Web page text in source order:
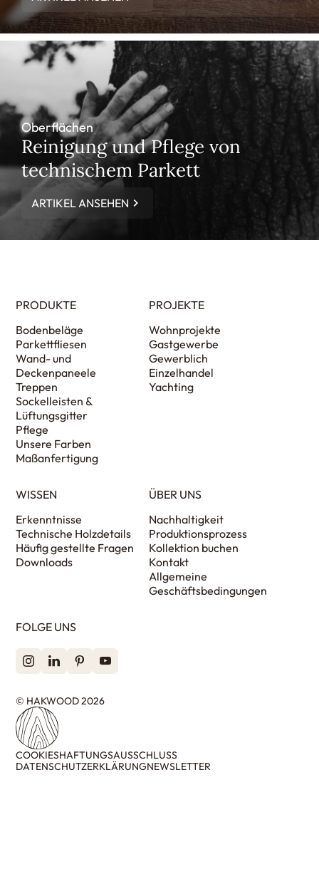
Oberflächen
Reinigung und Pflege von
technischem Parkett
ARTIKEL ANSEHEN
PRODUKTE
Bodenbeläge
Parkettfliesen
Wand- und
Deckenpaneele
Treppen
Sockelleisten &
Lüftungsgitter
Pflege
Unsere Farben
Maßanfertigung
PROJEKTE
Wohnprojekte
Gastgewerbe
Gewerblich
Einzelhandel
Yachting
WISSEN
Erkenntnisse
Technische Holzdetails
Häufig gestellte Fragen
Downloads
ÜBER UNS
Nachhaltigkeit
Produktionsprozess
Kollektion buchen
Kontakt
Allgemeine
Geschäftsbedingungen
FOLGE UNS
© HAKWOOD 2026
COOKIESHAFTUNGSAUSSCHLUSS
DATENSCHUTZERKLÄRUNGNEWSLETTER